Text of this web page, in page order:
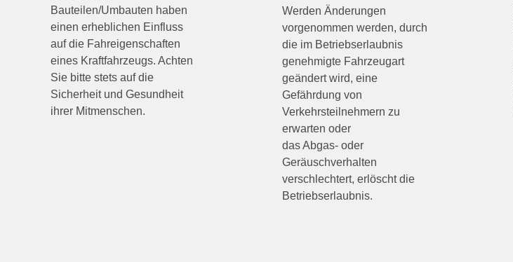
Bauteilen/Umbauten haben
einen erheblichen Einfluss
auf die Fahreigenschaften
eines Kraftfahrzeugs. Achten
Sie bitte stets auf die
Sicherheit und Gesundheit
ihrer Mitmenschen.
Werden Änderungen
vorgenommen werden, durch
die im Betriebserlaubnis
genehmigte Fahrzeugart
geändert wird, eine
Gefährdung von
Verkehrsteilnehmern zu
erwarten oder
das Abgas- oder
Geräuschverhalten
verschlechtert, erlöscht die
Betriebserlaubnis.